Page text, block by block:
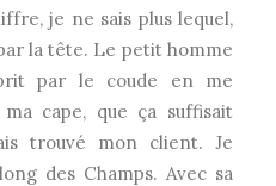
je ne sais plus lequel,
la tête. Le petit homme
par le coude en me
cape, que ça suffisait
trouvé mon client. Je
des Champs. Avec sa